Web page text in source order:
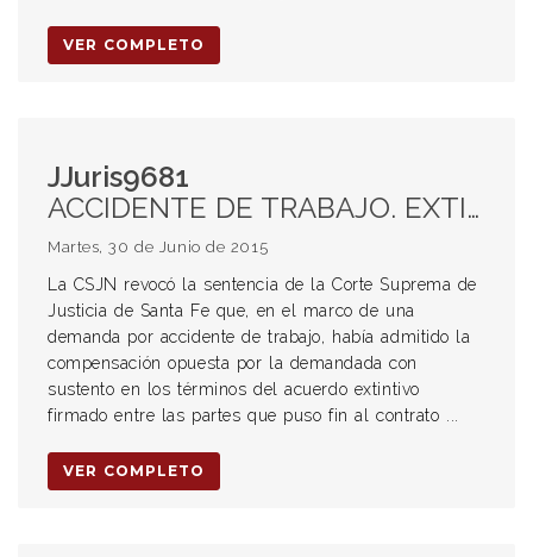
VER COMPLETO
JJuris9681
ACCIDENTE DE TRABAJO. EXTINCIÓN DEL CONTRATO DE TRABAJO. ENFERMEDAD LABORAL. INDEMNIZACIÓN POR ACCIDENTE DE TRABAJO. GRATIFICACIONES.
Martes, 30 de Junio de 2015
La CSJN revocó la sentencia de la Corte Suprema de
Justicia de Santa Fe que, en el marco de una
demanda por accidente de trabajo, había admitido la
compensación opuesta por la demandada con
sustento en los términos del acuerdo extintivo
firmado entre las partes que puso fin al contrato ...
VER COMPLETO